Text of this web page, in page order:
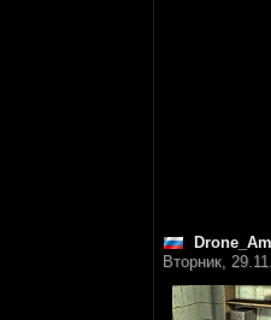
Вторник,